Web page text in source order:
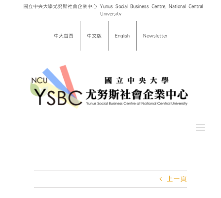
國立中央大學尤努斯社會企業中心 Yunus Social Business Centre, National Central
University
中大首頁 中文版 English Newsletter
上一頁